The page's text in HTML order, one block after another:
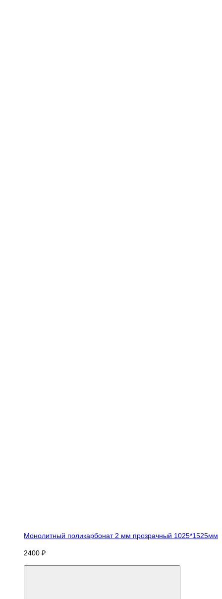
Монолитный поликарбонат 2 мм прозрачный 1025*1525мм
2400 ₽